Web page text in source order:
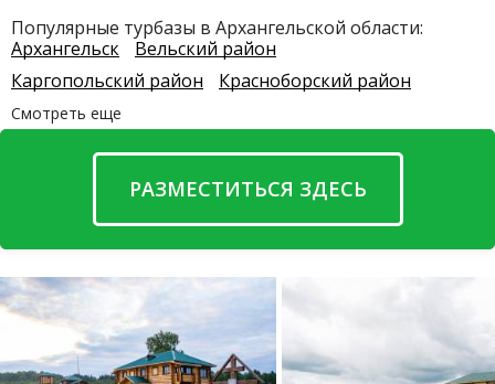
Популярные турбазы в Архангельской области:
Архангельск
Вельский район
Каргопольский район
Красноборский район
Смотреть еще
РАЗМЕСТИТЬСЯ ЗДЕСЬ
Северодвинск Устьянский район